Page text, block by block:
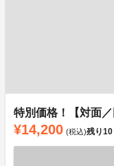
特別価格！【対面
¥14,200 (税込)残り10